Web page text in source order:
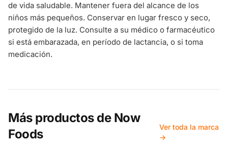
de vida saludable. Mantener fuera del alcance de los
niños más pequeños. Conservar en lugar fresco y seco,
protegido de la luz. Consulte a su médico o farmacéutico
si está embarazada, en período de lactancia, o si toma
medicación.
Más productos de Now
Foods
Ver toda la marca
→